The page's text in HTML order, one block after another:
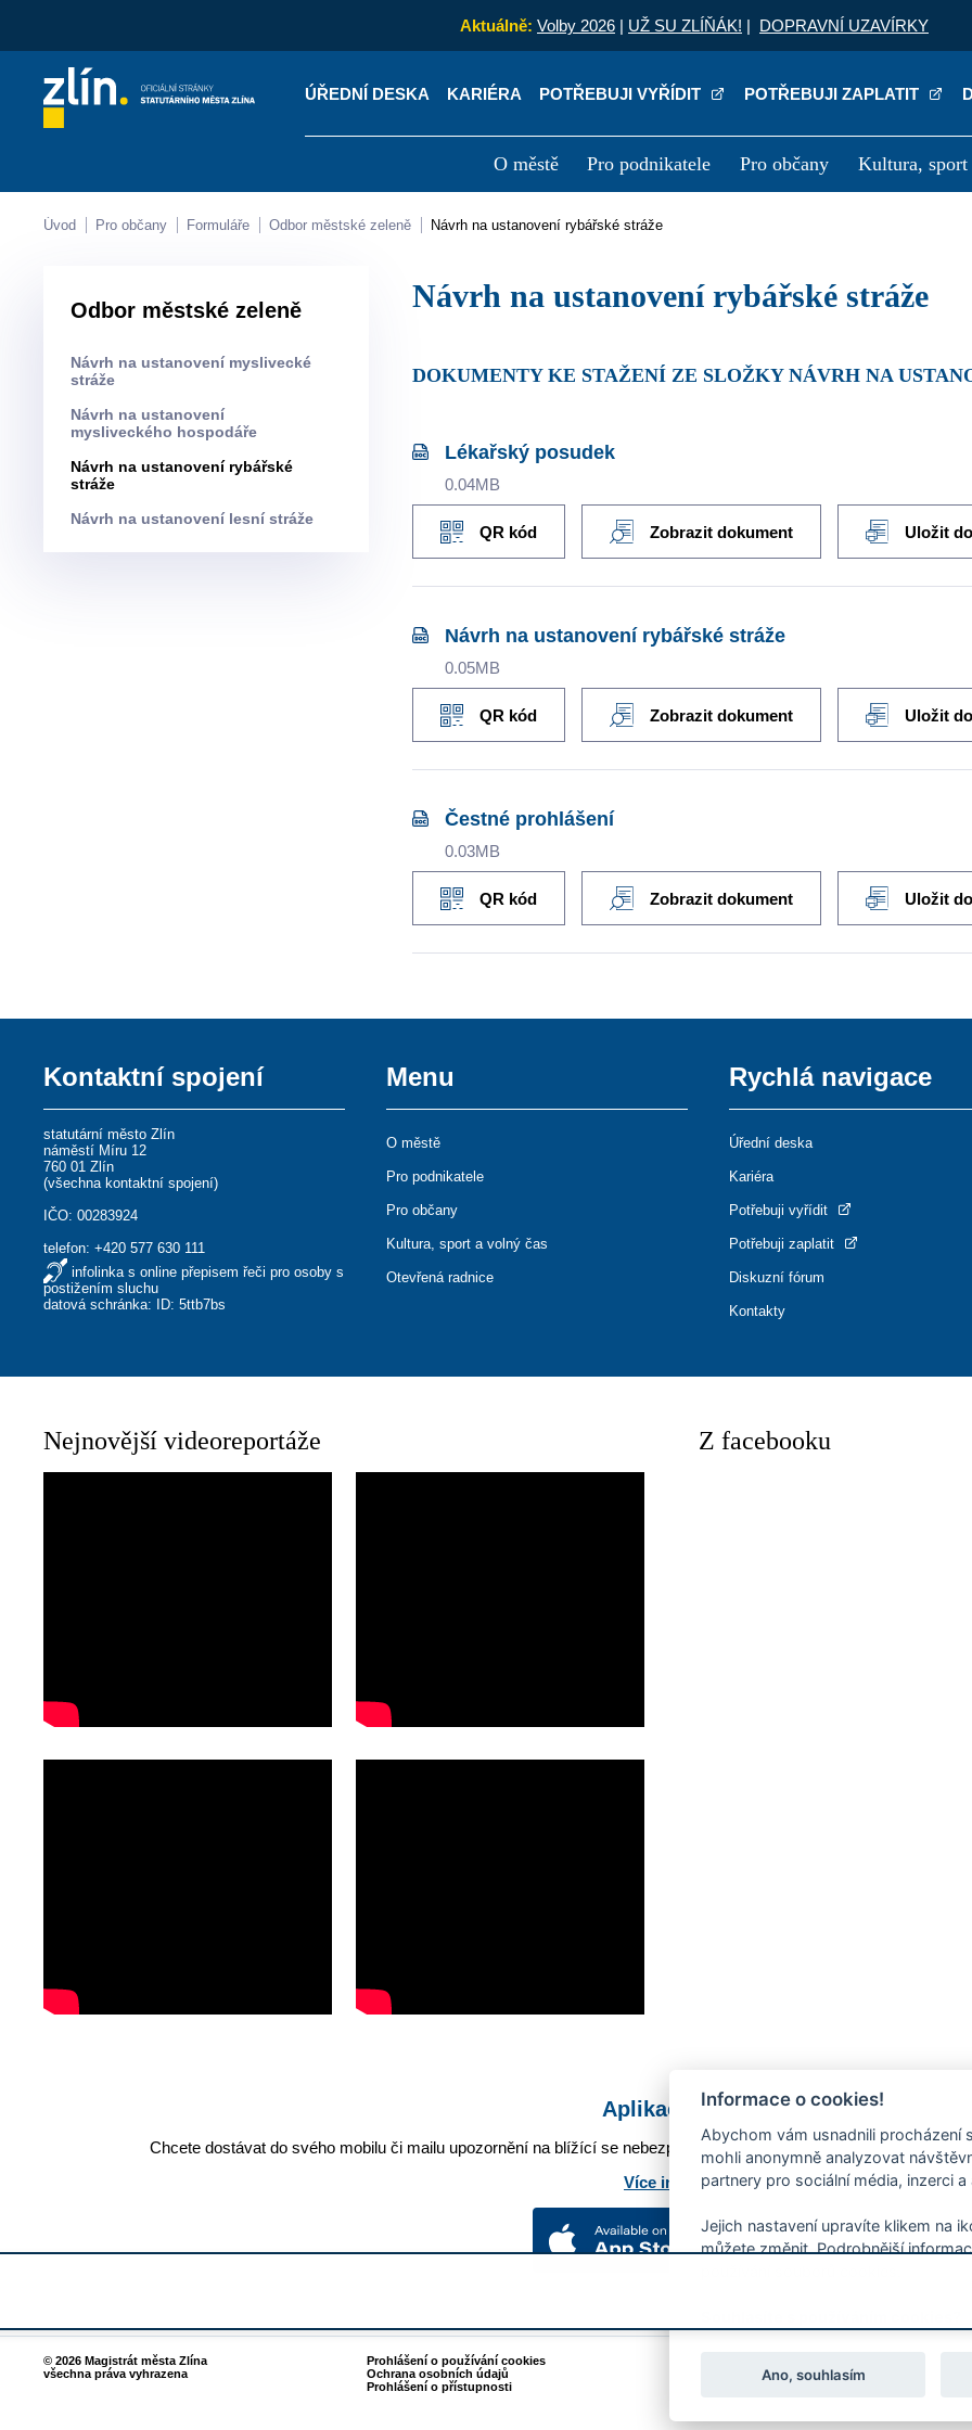
Aktuálně: Volby 2026 | UŽ SU ZLÍŇÁK! | DOPRAVNÍ UZAVÍRKY
ÚŘEDNÍ DESKA KARIÉRA POTŘEBUJI VYŘÍDIT POTŘEBUJI ZAPLATIT
O městě Pro podnikatele Pro občany Kultura, sport
Kontakty Úřední deska
Úvod Pro občany Formuláře Odbor městské zeleně Návrh na ustanovení rybářské stráže
Odbor městské zeleně
Návrh na ustanovení myslivecké
stráže
Návrh na ustanovení
mysliveckého hospodáře
Návrh na ustanovení rybářské
stráže
Návrh na ustanovení lesní stráže
Návrh na ustanovení rybářské stráže
DOKUMENTY KE STAŽENÍ ZE SLOŽKY NÁVRH NA
Lékařský posudek
0.04MB
QR kód Zobrazit dokument Uložit
Návrh na ustanovení rybářské stráže
0.05MB
QR kód Zobrazit dokument Uložit
Čestné prohlášení
0.03MB
QR kód Zobrazit dokument Uložit
Kontaktní spojení
statutární město Zlín
náměstí Míru 12
760 01 Zlín
(všechna kontaktní spojení)
IČO: 00283924
telefon:+420 577 630 111
infolinka s online přepisem řeči pro osoby s
postižením sluchu
datová schránka: ID: 5ttb7bs
Menu
O městě
Pro podnikatele
Pro občany
Kultura, sport a volný čas
Otevřená radnice
Rychlá navigace
Úřední deska
Kariéra
Potřebuji vyřídit
Potřebuji zaplatit
Diskuzní fórum
Kontakty
Nejnovější videoreportáže Z facebooku
Aplikace Mobilní rozhlas
Chcete dostávat do svého mobilu či mailu upozornění na blížící se nebezpečí, odstávky, poruchy a výpadky
Více informací o aplikaci
© 2026 Magistrát města Zlína
všechna práva vyhrazena
Prohlášení o používání cookies
Ochrana osobních údajů
Prohlášení o přístupnosti
webmaster@zlin.eu
Informace o cookies!
Abychom vám usnadnili procházení
mohli anonymně analyzovat
partnery pro sociální média, inzerci a
Jejich nastavení upravíte klikem na
můžete změnit. Podrobnější
Ano, souhlasím